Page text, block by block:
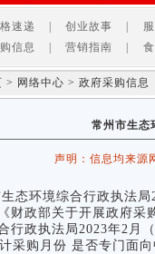
速递 创业故事
信息
营销指南
> 网络中心 > 政府采购信息
常州市生态
声明：信息均来源
态环境综合行政执法局
财政部关于开展政府采
行政执法局2023年2月
采购月份 是否专门面